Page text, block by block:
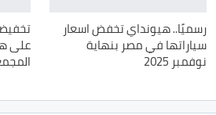
رسميًا.. هيونداي تخفض اسعار
سياراتها في مصر بنهاية
نوفمبر 2025